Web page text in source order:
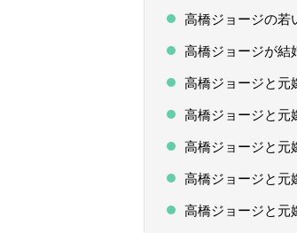
高橋ジョージの若
高橋ジョージが
高橋ジョージと
高橋ジョージと元
高橋ジョージと元
高橋ジョージと元
高橋ジョージと元